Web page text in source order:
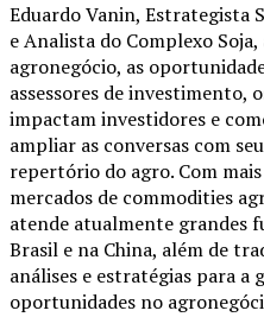
Eduardo Vanin, Estrategista
e Analista do Complexo
agronegócio, as
assessores de investimento,
impactam investidores e
ampliar as conversas com
repertório do agro. Com
mercados de commodities
atende atualmente grandes
Brasil e na China, além de
análises e estratégias para a
oportunidades no